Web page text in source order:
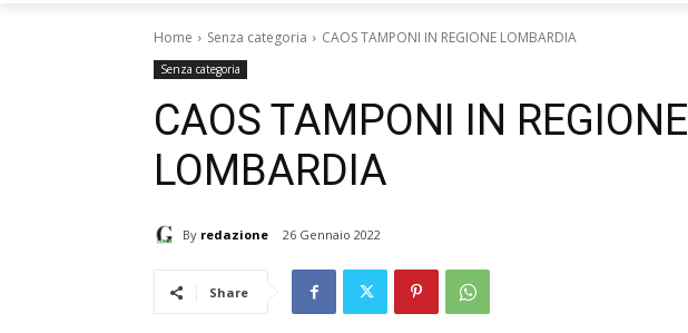
Home Senza categoria CAOS TAMPONI IN REGIONE LOMBARDIA
Senza categoria
CAOS TAMPONI IN REGIONE
LOMBARDIA
By redazione 26 Gennaio 2022
Share